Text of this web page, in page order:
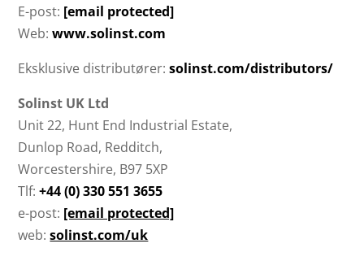
E-post: [email protected]
Web:www.solinst.com
Eksklusive distributører:solinst.com/distributors/
Solinst UK Ltd
Unit 22, Hunt End Industrial Estate,
Dunlop Road, Redditch,
Worcestershire, B97 5XP
Tlf:+44 (0) 330 551 3655
e-post: [email protected]
web:solinst.com/uk